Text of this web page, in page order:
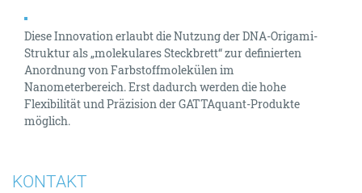
Diese Innovation erlaubt die Nutzung der DNA-Origami-
Struktur als „molekulares Steckbrett“ zur definierten
Anordnung von Farbstoffmolekülen im
Nanometerbereich. Erst dadurch werden die hohe
Flexibilität und Präzision der GATTAquant-Produkte
möglich.
KONTAKT